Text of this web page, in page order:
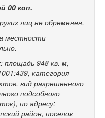
00 коп.
лиц не обременен.
местности
: площадь 948 кв. м,
категория
вид разрешенного
подсобного
по адресу:
район, поселок